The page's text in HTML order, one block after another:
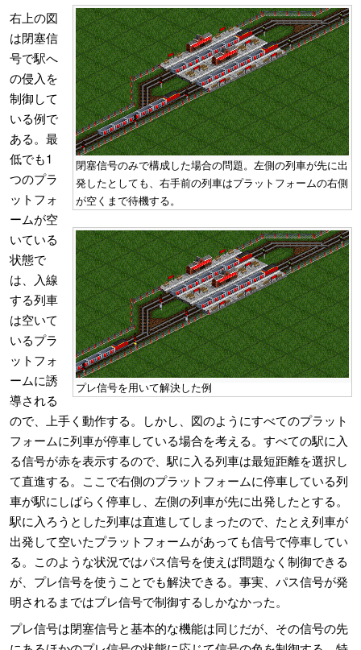
閉塞信号のみで構成した場合の問題。左側の列車が先に出
発したとしても、右手前の列車はプラットフォームの右側
が空くまで待機する。
プレ信号を用いて解決した例
右上の図
は閉塞信
号で駅へ
の侵入を
制御して
いる例で
ある。最
低でも1
つのプラ
ットフォ
ームが空
いている
状態で
は、入線
する列車
は空いて
いるプラ
ットフォ
ームに誘
導される
ので、上手く動作する。しかし、図のようにすべてのプラット
フォームに列車が停車している場合を考える。すべての駅に入
る信号が赤を表示するので、駅に入る列車は最短距離を選択し
て直進する。ここで右側のプラットフォームに停車している列
車が駅にしばらく停車し、左側の列車が先に出発したとする。
駅に入ろうとした列車は直進してしまったので、たとえ列車が
出発して空いたプラットフォームがあっても信号で停車してい
る。このような状況ではパス信号を使えば問題なく制御できる
が、プレ信号を使うことでも解決できる。事実、パス信号が発
明されるまではプレ信号で制御するしかなかった。
プレ信号は閉塞信号と基本的な機能は同じだが、その信号の先